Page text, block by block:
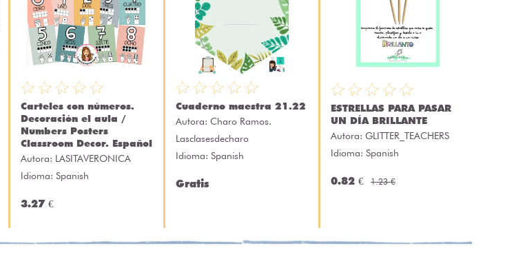
Carteles con números.
Decoración el aula /
Numbers Posters
Classroom Decor. Español
Autora: LASITAVERONICA
Idioma: Spanish
3.27 €
Cuaderno maestra 21.22
Autora: Charo Ramos.
Lasclasesdecharo
Idioma: Spanish
Gratis
ESTRELLAS PARA PASAR
UN DÍA BRILLANTE
Autora: GLITTER_TEACHERS
Idioma: Spanish
0.82 € 1.23 €